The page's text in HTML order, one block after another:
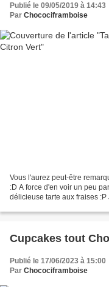
Publié le 09/05/2019 à 14:43
Par Chocociframboise
Vous l'aurez peut-être
:D A force d'en voir un peu
délicieuse tarte aux fraises
Cupcakes tout
Publié le 17/06/2023 à 15:00
Par Chocociframboise